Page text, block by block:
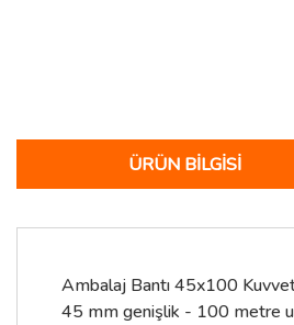
ÜRÜN BILGISI
Ambalaj Bantı 45x100
45 mm genişlik - 100 metre